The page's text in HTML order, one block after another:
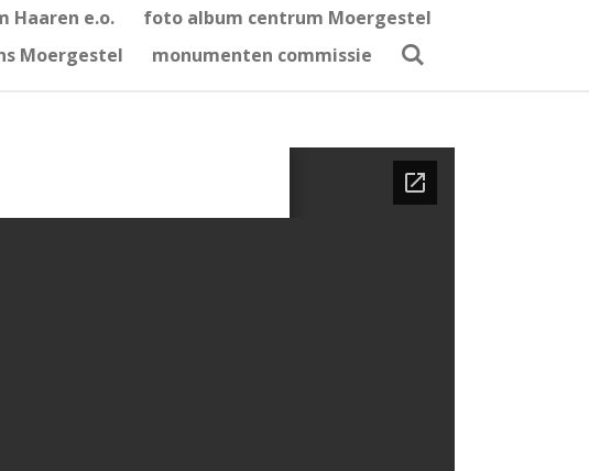
Haaren e.o.
foto album centrum Moergestel
Moergestel monumenten commissie